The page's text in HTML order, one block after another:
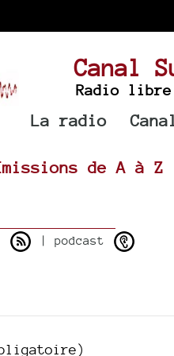
Canal
Radio
La radio
de A à Z
| podcast